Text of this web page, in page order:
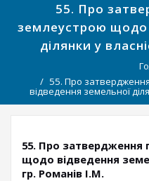
55. Про
землеустрою щодо
ділянки у
55. Про
відведення земельної
55. Про затвердження
щодо відведення
гр. Романів І.М.